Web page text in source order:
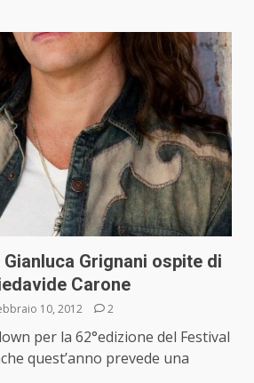
Grignani ospite di
Carone
10, 2012 2
per la 62°edizione del Festival
quest’anno prevede una